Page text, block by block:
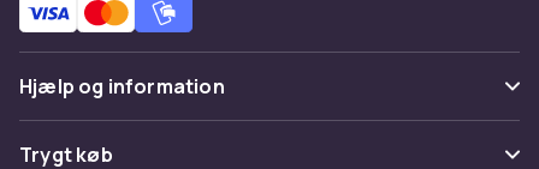
Hjælp og information
Ofte stillede spørgsmål
Trygt køb